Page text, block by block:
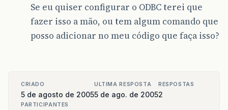
Se eu quiser configurar o ODBC terei que
fazer isso a mão, ou tem algum comando que
posso adicionar no meu código que faça isso?
CRIADO
5 de agosto de 2005
ULTIMA RESPOSTA
5 de ago. de 2005
RESPOSTAS
2
PARTICIPANTES